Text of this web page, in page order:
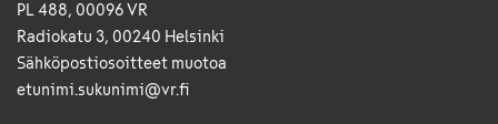
PL 488, 00096 VR
Radiokatu 3, 00240 Helsinki
Sähkö­posti­osoitteet muotoa
etunimi.sukunimi@vr.fi